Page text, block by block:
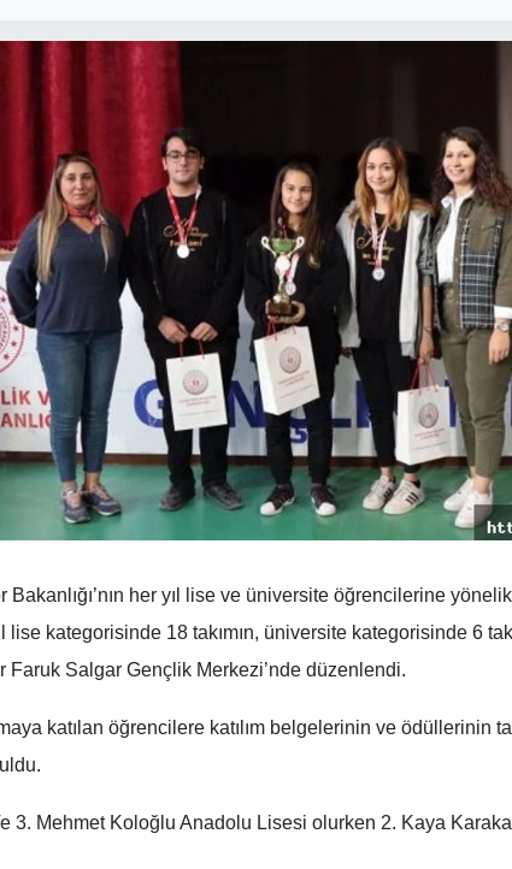
Bakanlığı’nın her yıl lise ve üniversite öğrencilerine
lise kategorisinde 18 takımın, üniversite kategorisinde 6
Faruk Salgar Gençlik Merkezi’nde düzenlendi.
katılan öğrencilere katılım belgelerinin ve ödüllerinin
3. Mehmet Koloğlu Anadolu Lisesi olurken 2. Kaya